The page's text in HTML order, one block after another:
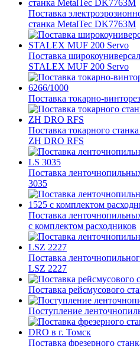
Поставка
станка MetalTec DK7763M
Поставка
STALEX MUF 200 Servo
Поставка токарно-
Поставка токарного
ZH DRO RFS
Поставка
3035
Поставка
с комплектом расходников
Поставка
LSZ 2227
Поставка рейсмусового
Поступление
Поставка фрезерного